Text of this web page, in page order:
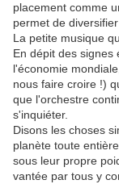
placement comme
permet de
La petite musique
En dépit des signes
l'économie
nous faire croire !)
que l'orchestre
s'inquiéter.
Disons les choses
planète toute
sous leur propre
vantée par tous y